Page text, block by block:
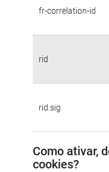
fr-correlation-id
rid
rid.sig
Como ativar,
cookies?